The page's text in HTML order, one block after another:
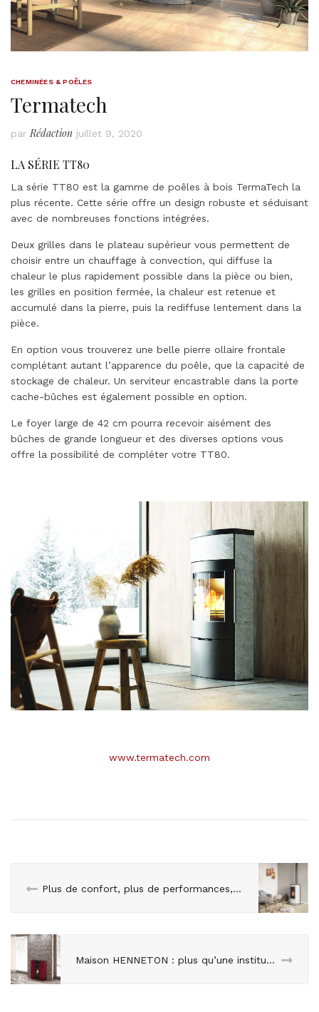
CHEMINÉES & POÊLES
Termatech
parRédaction juillet 9, 2020
LA SÉRIE TT80
La série TT80 est la gamme de poêles à bois TermaTech la
plus récente. Cette série offre un design robuste et séduisant
avec de nombreuses fonctions intégrées.
Deux grilles dans le plateau supérieur vous permettent de
choisir entre un chauffage à convection, qui diffuse la
chaleur le plus rapidement possible dans la pièce ou bien,
les grilles en position fermée, la chaleur est retenue et
accumulé dans la pierre, puis la rediffuse lentement dans la
pièce.
En option vous trouverez une belle pierre ollaire frontale
complétant autant l’apparence du poêle, que la capacité de
stockage de chaleur. Un serviteur encastrable dans la porte
cache-bûches est également possible en option.
Le foyer large de 42 cm pourra recevoir aisément des
bûches de grande longueur et des diverses options vous
offre la possibilité de compléter votre TT80.
www.termatech.com
Plus de confort, plus de performances, plus d’économies — LORFLAM
Maison HENNETON : plus qu’une institution, un univers entier autour du chauffage !